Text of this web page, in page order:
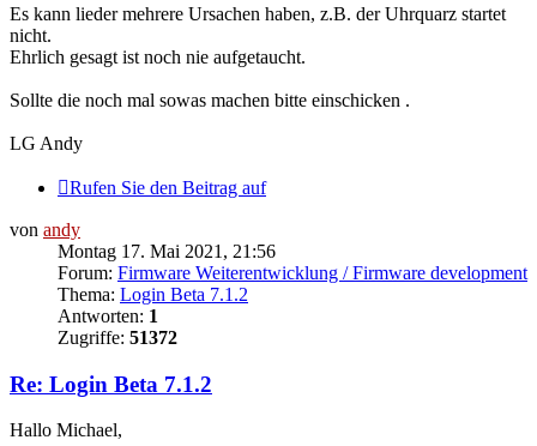
Es kann lieder mehrere Ursachen haben, z.B. der Uhrquarz startet
nicht.
Ehrlich gesagt ist noch nie aufgetaucht.
Sollte die noch mal sowas machen bitte einschicken .
LG Andy
Rufen Sie den Beitrag auf
von andy
Montag 17. Mai 2021, 21:56
Forum: Firmware Weiterentwicklung / Firmware development
Thema: Login Beta 7.1.2
Antworten: 1
Zugriffe: 51372
Re: Login Beta 7.1.2
Hallo Michael,